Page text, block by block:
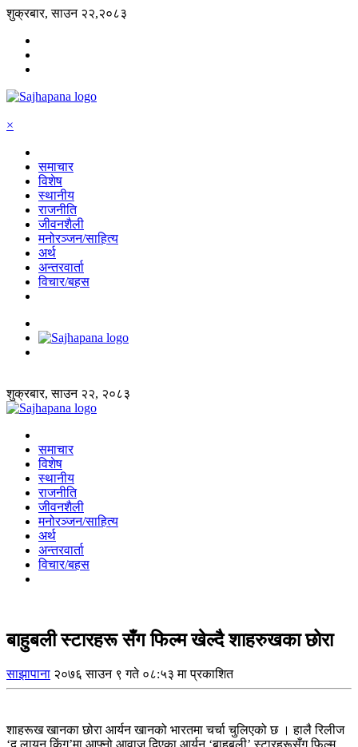
शुक्रबार, साउन २२,२०८३
×
समाचार
विशेष
स्थानीय
राजनीति
जीवनशैली
मनोरञ्जन/साहित्य
अर्थ
अन्तरवार्ता
विचार/बहस
शुक्रबार, साउन २२, २०८३
समाचार
विशेष
स्थानीय
राजनीति
जीवनशैली
मनोरञ्जन/साहित्य
अर्थ
अन्तरवार्ता
विचार/बहस
बाहुबली स्टारहरू सँग फिल्म खेल्दै शाहरुखका छोरा
साझापाना २०७६ साउन ९ गते ०८:५३ मा प्रकाशित
शाहरूख खानका छोरा आर्यन खानको भारतमा चर्चा चुलिएको छ । हालै रिलीज
‘द लायन किंग’मा आफ्नो आवाज दिएका आर्यन ‘बाहुबली’ स्टारहरूसँग फिल्म